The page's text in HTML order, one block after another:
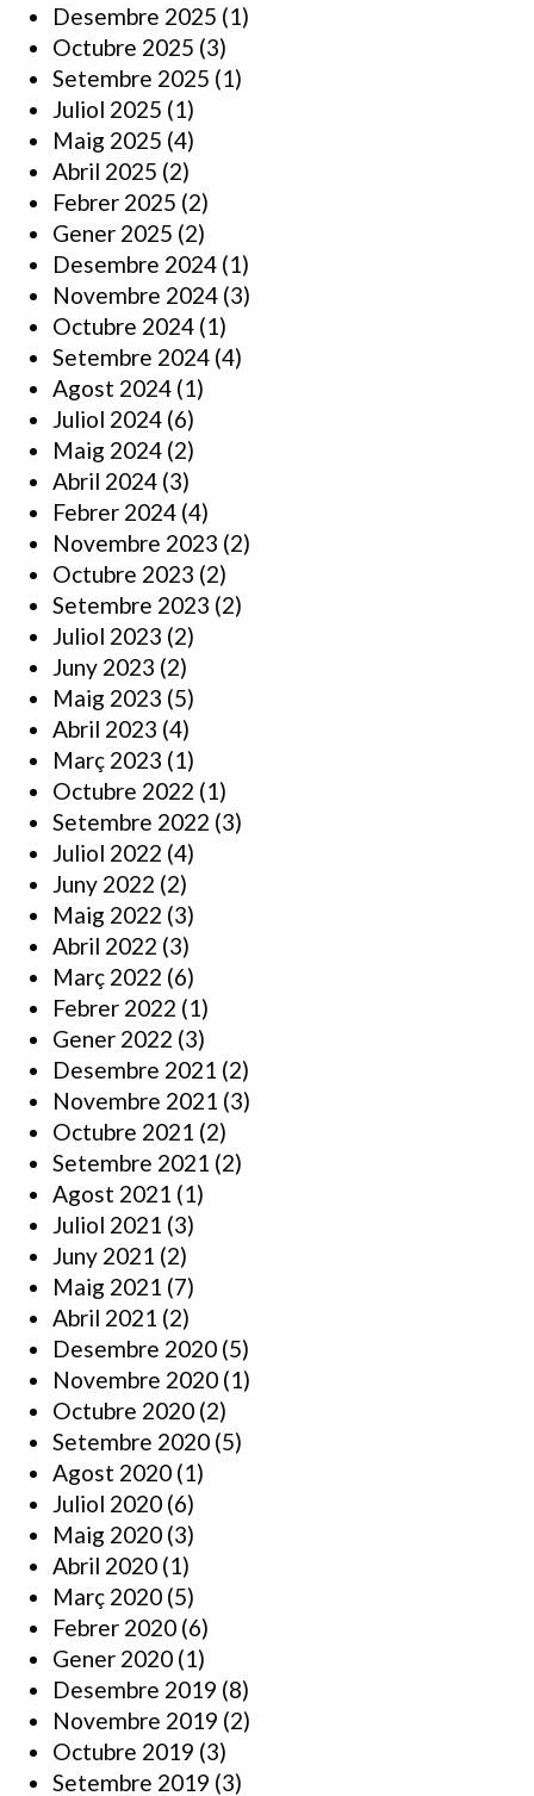
Desembre 2025 (1)
Octubre 2025 (3)
Setembre 2025 (1)
Juliol 2025 (1)
Maig 2025 (4)
Abril 2025 (2)
Febrer 2025 (2)
Gener 2025 (2)
Desembre 2024 (1)
Novembre 2024 (3)
Octubre 2024 (1)
Setembre 2024 (4)
Agost 2024 (1)
Juliol 2024 (6)
Maig 2024 (2)
Abril 2024 (3)
Febrer 2024 (4)
Novembre 2023 (2)
Octubre 2023 (2)
Setembre 2023 (2)
Juliol 2023 (2)
Juny 2023 (2)
Maig 2023 (5)
Abril 2023 (4)
Març 2023 (1)
Octubre 2022 (1)
Setembre 2022 (3)
Juliol 2022 (4)
Juny 2022 (2)
Maig 2022 (3)
Abril 2022 (3)
Març 2022 (6)
Febrer 2022 (1)
Gener 2022 (3)
Desembre 2021 (2)
Novembre 2021 (3)
Octubre 2021 (2)
Setembre 2021 (2)
Agost 2021 (1)
Juliol 2021 (3)
Juny 2021 (2)
Maig 2021 (7)
Abril 2021 (2)
Desembre 2020 (5)
Novembre 2020 (1)
Octubre 2020 (2)
Setembre 2020 (5)
Agost 2020 (1)
Juliol 2020 (6)
Maig 2020 (3)
Abril 2020 (1)
Març 2020 (5)
Febrer 2020 (6)
Gener 2020 (1)
Desembre 2019 (8)
Novembre 2019 (2)
Octubre 2019 (3)
Setembre 2019 (3)